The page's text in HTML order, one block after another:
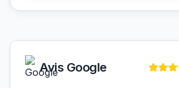
Avis Google